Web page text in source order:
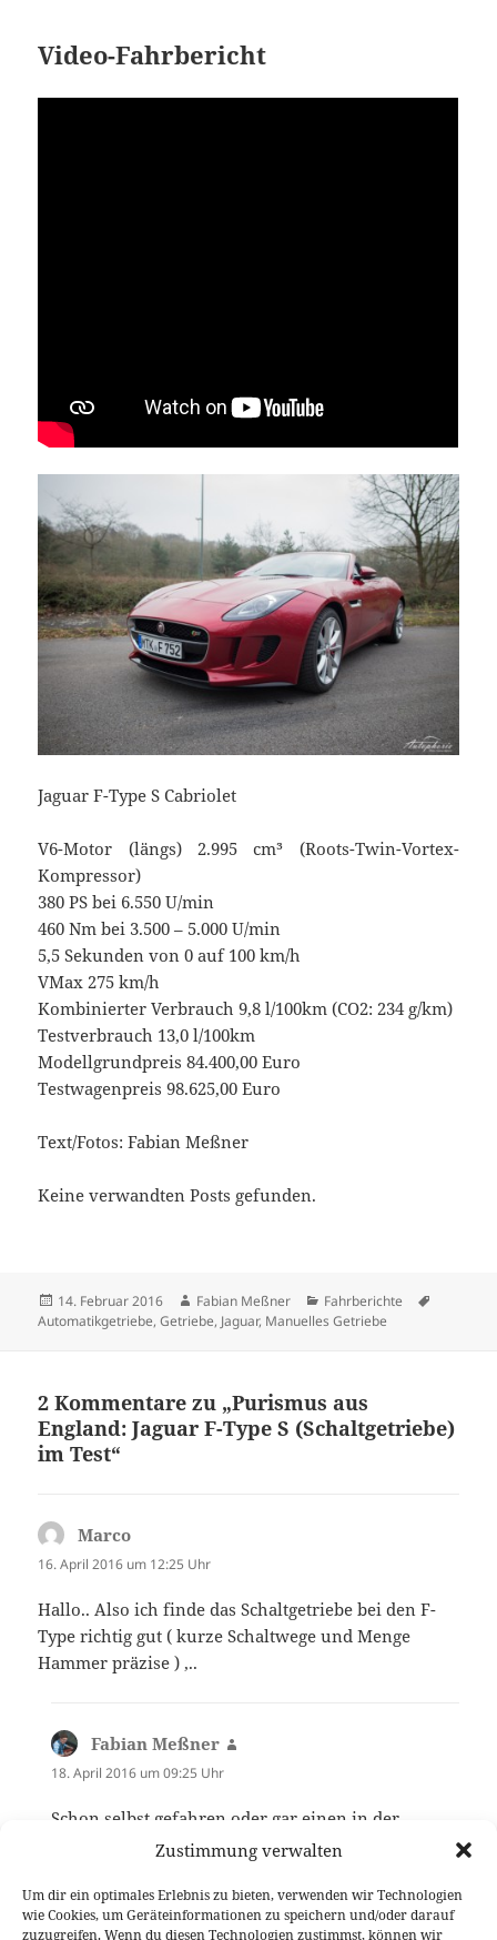
Zustimmung verwalten
Um dir ein optimales Erlebnis zu bieten, verwenden wir Technologien
wie Cookies, um Geräteinformationen zu speichern und/oder darauf
zuzugreifen. Wenn du diesen Technologien zustimmst, können wir
Video-Fahrbericht
Jaguar F-Type S Cabriolet
V6-Motor (längs) 2.995 cm³ (Roots-Twin-Vortex-
Kompressor)
380 PS bei 6.550 U/min
460 Nm bei 3.500 – 5.000 U/min
5,5 Sekunden von 0 auf 100 km/h
VMax 275 km/h
Kombinierter Verbrauch 9,8 l/100km (CO2: 234 g/km)
Testverbrauch 13,0 l/100km
Modellgrundpreis 84.400,00 Euro
Testwagenpreis 98.625,00 Euro
Text/Fotos: Fabian Meßner
Keine verwandten Posts gefunden.
Veröffentlicht
am
14. Februar 2016 Autor
Fabian Meßner Kategorien
Fahrberichte
Automatikgetriebe,Getriebe, Jaguar, Manuelles Getriebe
2 Kommentare zu „Purismus aus
England: Jaguar F-Type S (Schaltgetriebe)
im Test“
Marco
16. April 2016 um 12:25 Uhr
Hallo.. Also ich finde das Schaltgetriebe bei den F-
Type richtig gut ( kurze Schaltwege und Menge
Hammer präzise ) ,..
Fabian Meßner
18. April 2016 um 09:25 Uhr
Schon selbst gefahren oder gar einen in der
Die Kommentare sind geschlossen.